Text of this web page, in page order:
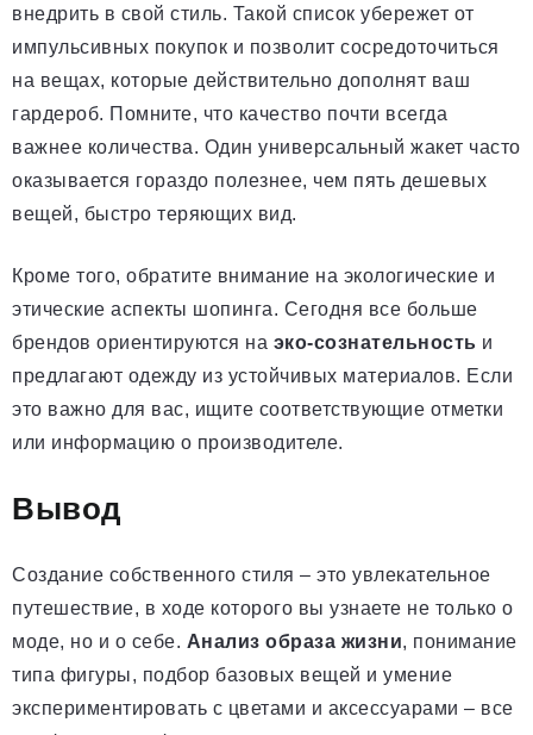
внедрить в свой стиль. Такой список убережет от
импульсивных покупок и позволит сосредоточиться
на вещах, которые действительно дополнят ваш
гардероб. Помните, что качество почти всегда
важнее количества. Один универсальный жакет часто
оказывается гораздо полезнее, чем пять дешевых
вещей, быстро теряющих вид.
Кроме того, обратите внимание на экологические и
этические аспекты шопинга. Сегодня все больше
брендов ориентируются на эко-сознательность и
предлагают одежду из устойчивых материалов. Если
это важно для вас, ищите соответствующие отметки
или информацию о производителе.
Вывод
Создание собственного стиля – это увлекательное
путешествие, в ходе которого вы узнаете не только о
моде, но и о себе. Анализ образа жизни, понимание
типа фигуры, подбор базовых вещей и умение
экспериментировать с цветами и аксессуарами – все